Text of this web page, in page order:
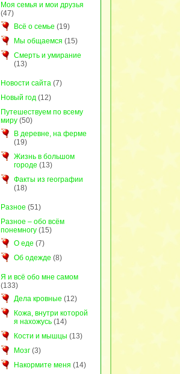
Моя семья и мои друзья
(47)
Всё о семье (19)
Мы общаемся (15)
Смерть и умирание
(13)
Новости сайта(7)
Новый год(12)
Путешествуем по всему
миру(50)
В деревне, на ферме
(19)
Жизнь в большом
городе (13)
Факты из географии
(18)
Разное (51)
Разное – обо всём
понемногу(15)
О еде (7)
Об одежде (8)
Я и всё обо мне самом
(133)
Дела кровные (12)
Кожа, внутри которой
я нахожусь(14)
Кости и мышцы (13)
Мозг(3)
Накормите меня (14)